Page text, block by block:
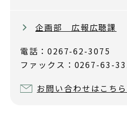
企画部 広報広聴課
電話：0267-62-3075
ファックス：0267-63-
お問い合わせはこち